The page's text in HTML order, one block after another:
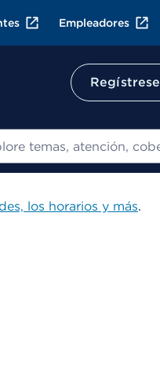
Empleadores
Regístrese
los horarios y más.